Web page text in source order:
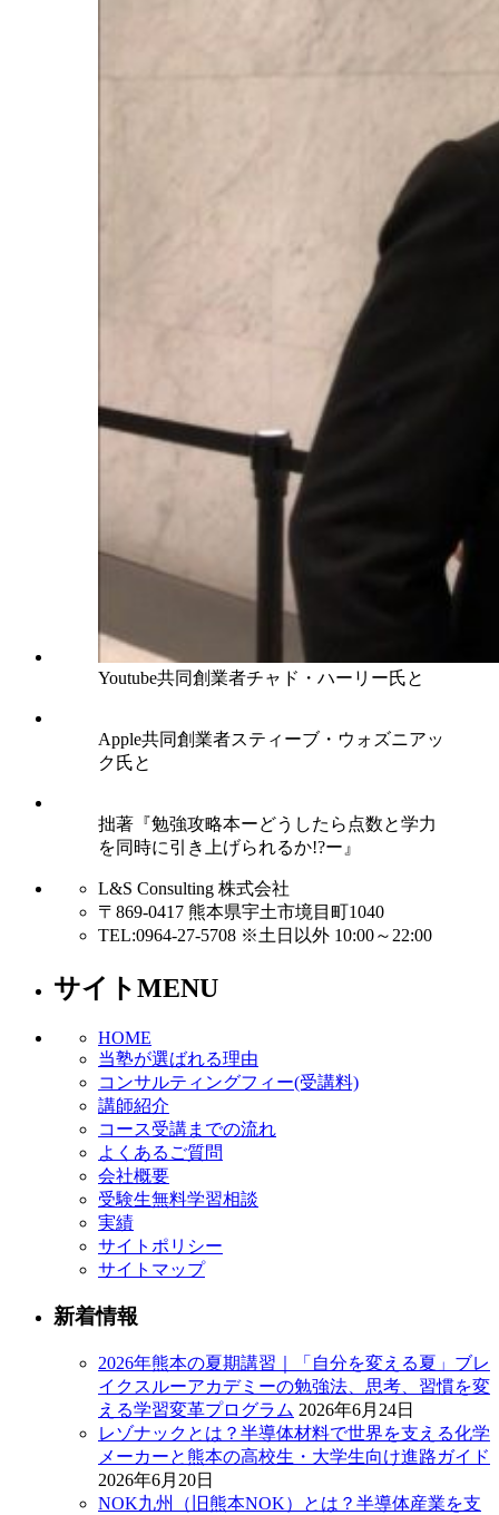
Youtube共同創業者チャド・ハーリー氏と
Apple共同創業者スティーブ・ウォズニアッ
ク氏と
拙著『勉強攻略本ーどうしたら点数と学力
を同時に引き上げられるか!?ー』
L&S Consulting 株式会社
〒869-0417 熊本県宇土市境目町1040
TEL:0964-27-5708 ※土日以外 10:00～22:00
サイトMENU
HOME
当塾が選ばれる理由
コンサルティングフィー(受講料)
講師紹介
コース受講までの流れ
よくあるご質問
会社概要
受験生無料学習相談
実績
サイトポリシー
サイトマップ
新着情報
2026年熊本の夏期講習｜「自分を変える夏」ブレ
イクスルーアカデミーの勉強法、思考、習慣を変
える学習変革プログラム 2026年6月24日
レゾナックとは？半導体材料で世界を支える化学
メーカーと熊本の高校生・大学生向け進路ガイド
2026年6月20日
NOK九州（旧熊本NOK）とは？半導体産業を支